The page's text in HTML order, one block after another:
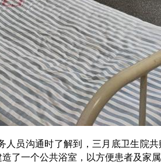
人员沟通时了解到，三月底卫生院
了一个公共浴室，以方便患者及家